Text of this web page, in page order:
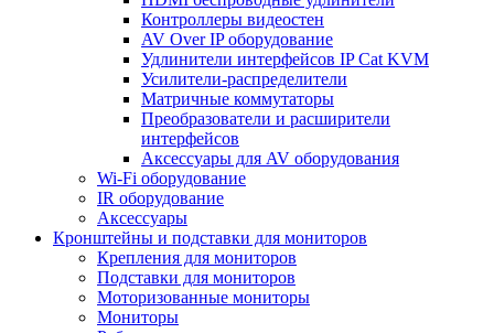
Контроллеры видеостен
AV Over IP оборудование
Удлинители интерфейсов IP Cat KVM
Усилители-распределители
Матричные коммутаторы
Преобразователи и расширители
интерфейсов
Аксессуары для AV оборудования
Wi-Fi оборудование
IR оборудование
Аксессуары
Кронштейны и подставки для мониторов
Крепления для мониторов
Подставки для мониторов
Моторизованные мониторы
Мониторы